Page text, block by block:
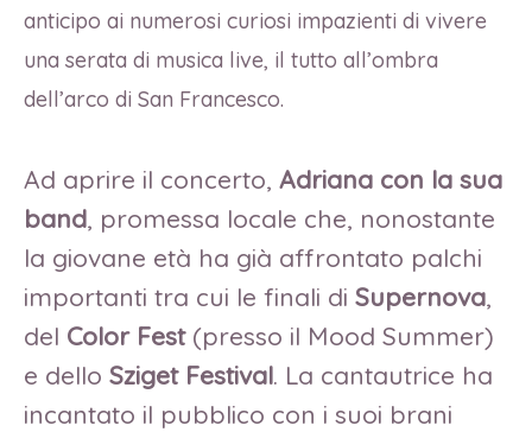
anticipo ai numerosi curiosi impazienti di vivere
una serata di musica live, il tutto all’ombra
dell’arco di San Francesco.
Ad aprire il concerto, Adriana con la sua
band, promessa locale che, nonostante
la giovane età ha già affrontato palchi
importanti tra cui le finali di Supernova,
del Color Fest (presso il Mood Summer)
e dello Sziget Festival. La cantautrice ha
incantato il pubblico con i suoi brani